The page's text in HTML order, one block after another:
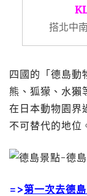
搭北中
四國的「德島動
熊、狐獴、水獺
在日本動物園界
不可替代的地位
=>第一次去德